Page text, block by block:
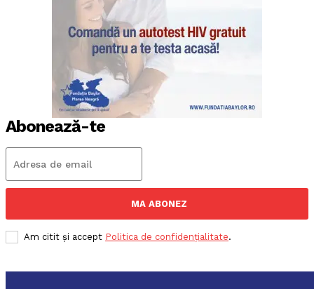
Abonează-te
MA ABONEZ
Am citit și accept Politica de confidențialitate.